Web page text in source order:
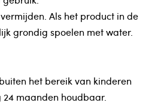
Als het product in de
grondig spoelen met water.
het bereik van kinderen
maanden houdbaar.